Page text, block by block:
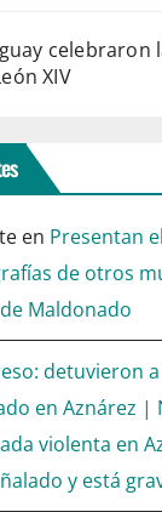
celebraron
XIV
en Presentan
de otros
Maldonado
detuvieron
en Aznárez |
violenta en
y está